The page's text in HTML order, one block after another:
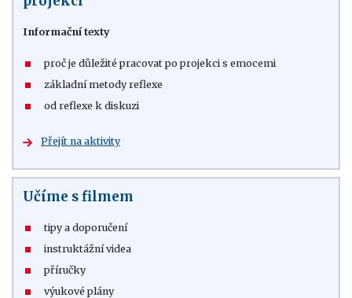
Informační texty
proč je důležité pracovat po projekci s emocemi
základní metody reflexe
od reflexe k diskuzi
Přejít na aktivity
Učíme s filmem
tipy a doporučení
instruktážní videa
příručky
výukové plány